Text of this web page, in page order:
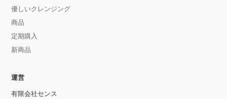
優しいクレンジング
商品
定期購入
新商品
運営
有限会社センス